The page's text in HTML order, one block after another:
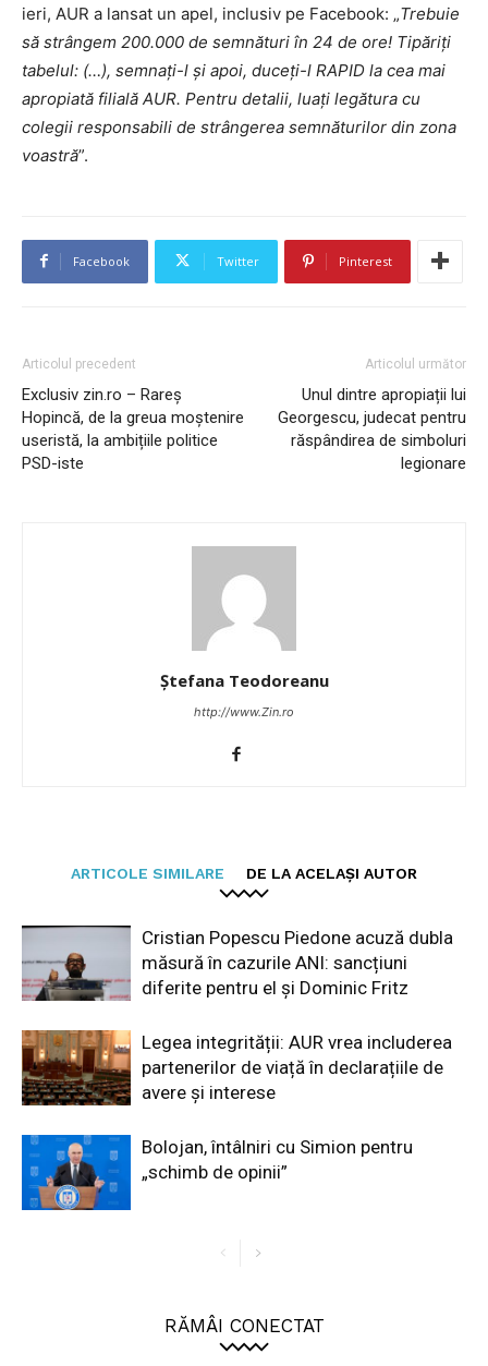
ieri, AUR a lansat un apel, inclusiv pe Facebook: „Trebuie
să strângem 200.000 de semnături în 24 de ore! Tipăriți
tabelul: (…), semnați-l și apoi, duceți-l RAPID la cea mai
apropiată filială AUR. Pentru detalii, luați legătura cu
colegii responsabili de strângerea semnăturilor din zona
voastră”.
Facebook Twitter Pinterest
Articolul precedent
Exclusiv zin.ro – Rareș
Hopincă, de la greua moștenire
useristă, la ambițiile politice
PSD-iste
Articolul următor
Unul dintre apropiații lui
Georgescu, judecat pentru
răspândirea de simboluri
legionare
Ștefana Teodoreanu
http://www.Zin.ro
ARTICOLE SIMILARE DE LA ACELAȘI AUTOR
Cristian Popescu Piedone acuză dubla
măsură în cazurile ANI: sancțiuni
diferite pentru el și Dominic Fritz
Legea integrității: AUR vrea includerea
partenerilor de viață în declarațiile de
avere și interese
Bolojan, întâlniri cu Simion pentru
„schimb de opinii”
RĂMÂI CONECTAT